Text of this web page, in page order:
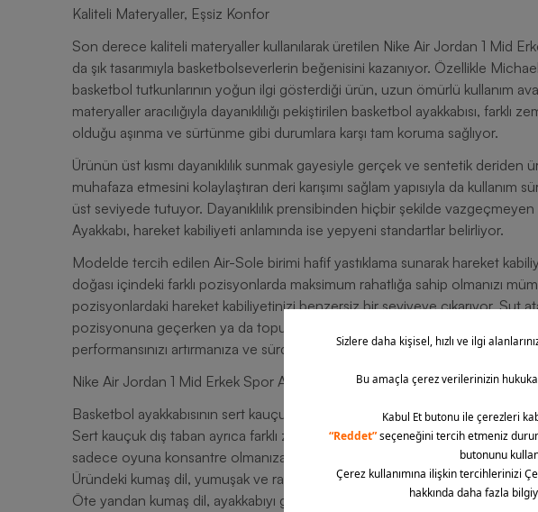
Kaliteli Materyaller, Eşsiz Konfor
Son derece kaliteli materyaller kullanılarak üretilen Nike Air Jordan 1 Mid
da şık tasarımıyla basketbolseverlerin beğenisini kazanıyor. Özellikle
basketbol tutkunlarının yoğun ilgi gösterdiği ürün, uzun ömürlü kullanım
materyaller aracılığıyla dayanıklılığı pekiştirilen basketbol ayakkabısı, farklı
olduğu aşınma ve sürtünme gibi durumlara karşı tam koruma sağlıyor.
Ürünün üst kısmı dayanıklılık sunmak gayesiyle gerçek ve sentetik deriden
muhafaza etmesini kolaylaştıran deri karışımı sağlam yapısıyla da
üst seviyede tutuyor. Dayanıklılık prensibinden hiçbir şekilde
Ayakkabı, hareket kabiliyeti anlamında ise yepyeni standartlar belirliyor.
Modelde tercih edilen Air-Sole birimi hafif yastıklama sunarak hareket
doğası içindeki farklı pozisyonlarda maksimum rahatlığa sahip olmanızı
pozisyonlardaki hareket kabiliyetinizi benzersiz bir seviyeye çıkarıyor. Şut
pozisyonuna geçerken ya da topu oyuna sokarken daima konforlu
performansınızı artırmanıza ve sürdürülebilir hâle getirmenize de katkıda
Nike Air Jordan 1 Mid Erkek Spor Ayakkabının Diğer Ayrıntıları
Basketbol ayakkabısının sert kauçuk dış tabanı uzun ömürlü kullanım
Sert kauçuk dış taban ayrıca farklı zeminlerde üst seviye tutuş kapasitesi
sadece oyuna konsantre olmanıza yardım ediyor.
Üründeki kumaş dil, yumuşak ve rahat kullanım ortaya koyuyor.
Öte yandan kumaş dil, ayakkabıyı giyip çıkarmanızı da önemli ölçüde